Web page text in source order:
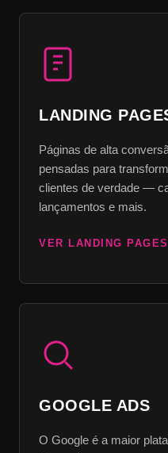
LANDING
Páginas de alta
pensadas para
clientes de verdade —
lançamentos e mais.
VER LANDING PAGES
GOOGLE ADS
O Google é a maior